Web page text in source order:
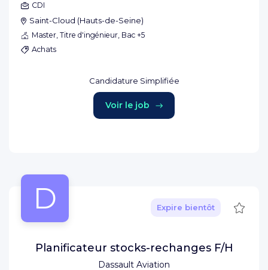
CDI
Saint-Cloud (Hauts-de-Seine)
Master, Titre d'ingénieur, Bac +5
Achats
Candidature Simplifiée
Voir le job
D
Dassault Aviation
Expire bientôt
Planificateur stocks-rechanges F/H